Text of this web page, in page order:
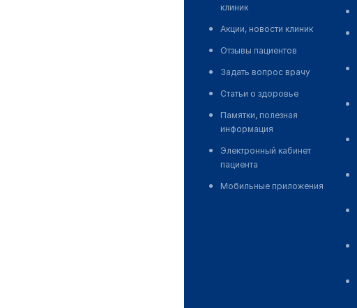
клиник
Акции, новости клиник
Отзывы пациентов
Задать вопрос врачу
Статьи о здоровье
Памятки, полезная
информация
Электронный кабинет
пациента
Мобильные приложения